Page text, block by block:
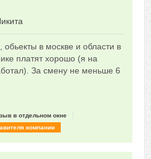
Сказать друзьям об отзыве
обьекты в москве и области в
платят хорошо (я на
За смену не меньше 6
в отдельном окне
компании